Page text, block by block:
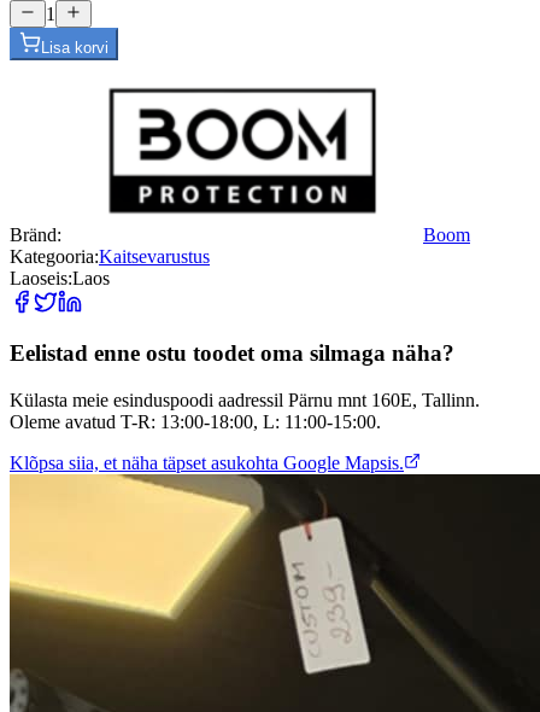
1
Lisa korvi
Bränd:
Boom
Kategooria:Kaitsevarustus
Laoseis:Laos
Eelistad enne ostu toodet oma silmaga näha?
Külasta meie esinduspoodi aadressil Pärnu mnt 160E, Tallinn.
Oleme avatud T-R: 13:00-18:00, L: 11:00-15:00.
Klõpsa siia, et näha täpset asukohta Google Mapsis.